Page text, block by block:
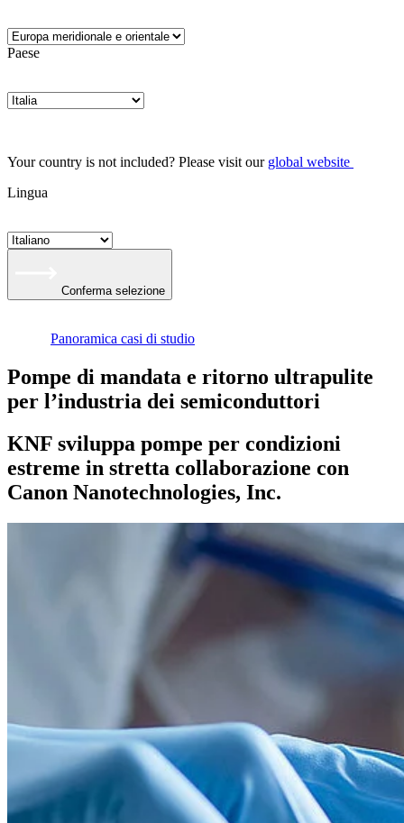
Paese
Your country is not included? Please visit our global website
Lingua
Conferma selezione
Panoramica casi di studio
Pompe di mandata e ritorno ultrapulite
per l’industria dei semiconduttori
KNF sviluppa pompe per condizioni
estreme in stretta collaborazione con
Canon Nanotechnologies, Inc.